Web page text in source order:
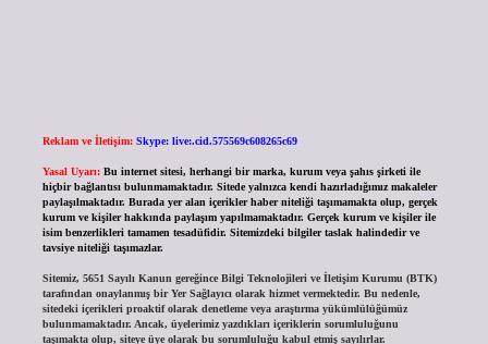
Reklam ve İletişim: Skype: live:.cid.575569c608265c69
Yasal Uyarı: Bu internet sitesi, herhangi bir marka, kurum veya şahıs şirketi ile
hiçbir bağlantısı bulunmamaktadır. Sitede yalnızca kendi hazırladığımız makaleler
paylaşılmaktadır. Burada yer alan içerikler haber niteliği taşımamakta olup, gerçek
kurum ve kişiler hakkında paylaşım yapılmamaktadır. Gerçek kurum ve kişiler ile
isim benzerlikleri tamamen tesadüfidir. Sitemizdeki bilgiler taslak halindedir ve
tavsiye niteliği taşımazlar.
Sitemiz, 5651 Sayılı Kanun gereğince Bilgi Teknolojileri ve İletişim Kurumu (BTK)
tarafından onaylanmış bir Yer Sağlayıcı olarak hizmet vermektedir. Bu nedenle,
sitedeki içerikleri proaktif olarak denetleme veya araştırma yükümlülüğümüz
bulunmamaktadır. Ancak, üyelerimiz yazdıkları içeriklerin sorumluluğunu
taşımakta olup, siteye üye olarak bu sorumluluğu kabul etmiş sayılırlar.